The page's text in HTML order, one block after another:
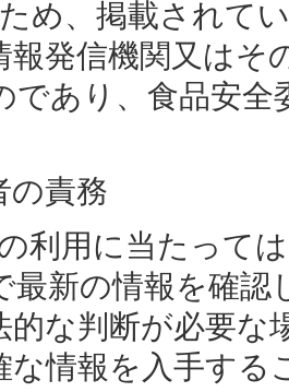
め、掲載されて
報発信機関又はそ
であり、食品安
責務
利用に当たって
最新の情報を確認
的な判断が必要
な情報を入手する